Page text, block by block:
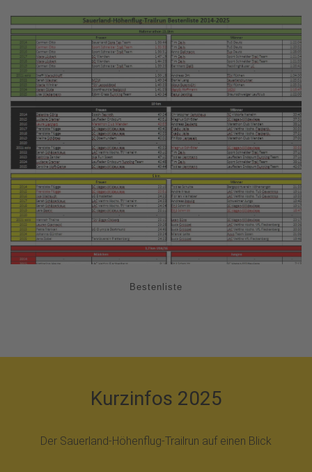
Bestenliste
Kurzinfos 2025
Der Sauerland-Höhenflug-Trailrun auf einen Blick